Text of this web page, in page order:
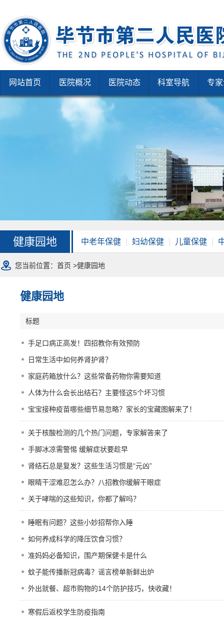
网站首页 医院概况 医院动态 科室导航 专
健康园地 中老年保健 妇幼保健 儿童保健
您当前位置： 首页 >健康园地
健康园地
标题
手足口病正高发！四招教你有效预防
日常生活中如何养肾护肾？
家庭药箱放什么？这些常备药物你需要知道
人体为什么会长出结石？主要怪这5个坏习惯
宝宝接种疫苗哪些细节易忽略？家长的宝藏图解来了！
关于核酸检测的几个热门问题，专家解答来了
手脚冰凉需警惕 缓解症状要趁早
肾结石总是复发？这些生活习惯是“元凶” ​
眼睛干涩难忍怎么办？八招教你缓解干眼症
关于哮喘的这些知识，你都了解吗？
睡眠有问题？这些小妙招帮你入睡
如何养成科学的降压饮食习惯？
准妈妈必备知识，围产期保健卡是什么
蚊子能传播新冠病毒？谣言榜单新鲜出炉
外出就餐、超市购物的14个防护技巧，快收藏！
寒假后返校学生防疫指南